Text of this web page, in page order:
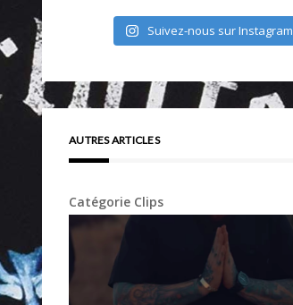
Suivez-nous sur Instagram
AUTRES ARTICLES
Catégorie Clips